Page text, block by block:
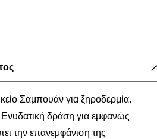
Σαμπουάν για ξηροδερμία.
δράση για εμφανώς
την επανεμφάνιση της